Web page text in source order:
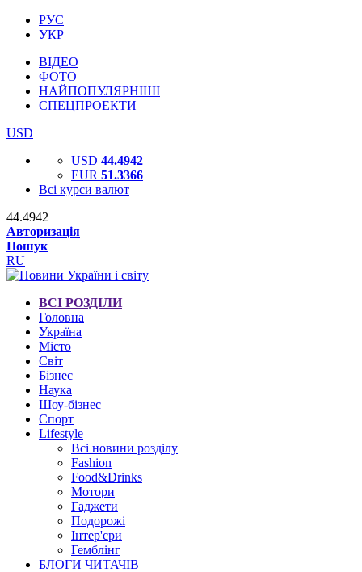
РУС
УКР
ВІДЕО
ФОТО
НАЙПОПУЛЯРНІШІ
СПЕЦПРОЕКТИ
USD
USD 44.4942
EUR 51.3366
Всі курси валют
44.4942
Авторизація
Пошук
RU
ВСІ РОЗДІЛИ
Головна
Україна
Місто
Світ
Бізнес
Наука
Шоу-бізнес
Спорт
Lifestyle
Всі новини розділу
Fashion
Food&Drinks
Мотори
Гаджети
Подорожі
Інтер'єри
Гемблінг
БЛОГИ ЧИТАЧІВ